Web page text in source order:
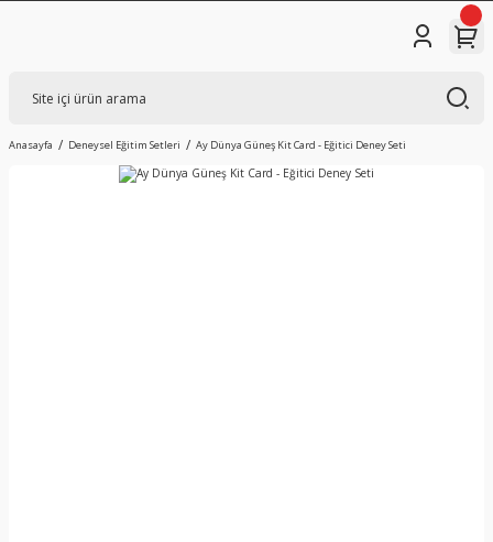
Anasayfa Deneysel Eğitim Setleri Ay Dünya Güneş Kit Card - Eğitici Deney Seti